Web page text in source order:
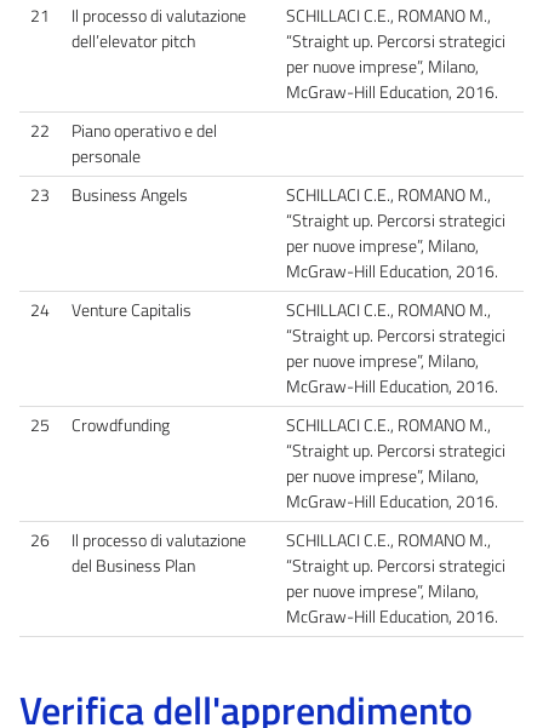
21
Il processo di valutazione
dell’elevator pitch
SCHILLACI C.E., ROMANO M.,
“Straight up. Percorsi strategici
per nuove imprese”, Milano,
McGraw-Hill Education, 2016.
22
Piano operativo e del
personale
23
Business Angels
SCHILLACI C.E., ROMANO M.,
“Straight up. Percorsi strategici
per nuove imprese”, Milano,
McGraw-Hill Education, 2016.
24
Venture Capitalis
SCHILLACI C.E., ROMANO M.,
“Straight up. Percorsi strategici
per nuove imprese”, Milano,
McGraw-Hill Education, 2016.
25
Crowdfunding
SCHILLACI C.E., ROMANO M.,
“Straight up. Percorsi strategici
per nuove imprese”, Milano,
McGraw-Hill Education, 2016.
26
Il processo di valutazione
del Business Plan
SCHILLACI C.E., ROMANO M.,
“Straight up. Percorsi strategici
per nuove imprese”, Milano,
McGraw-Hill Education, 2016.
Verifica dell'apprendimento